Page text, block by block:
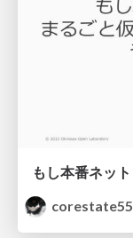
corestate55